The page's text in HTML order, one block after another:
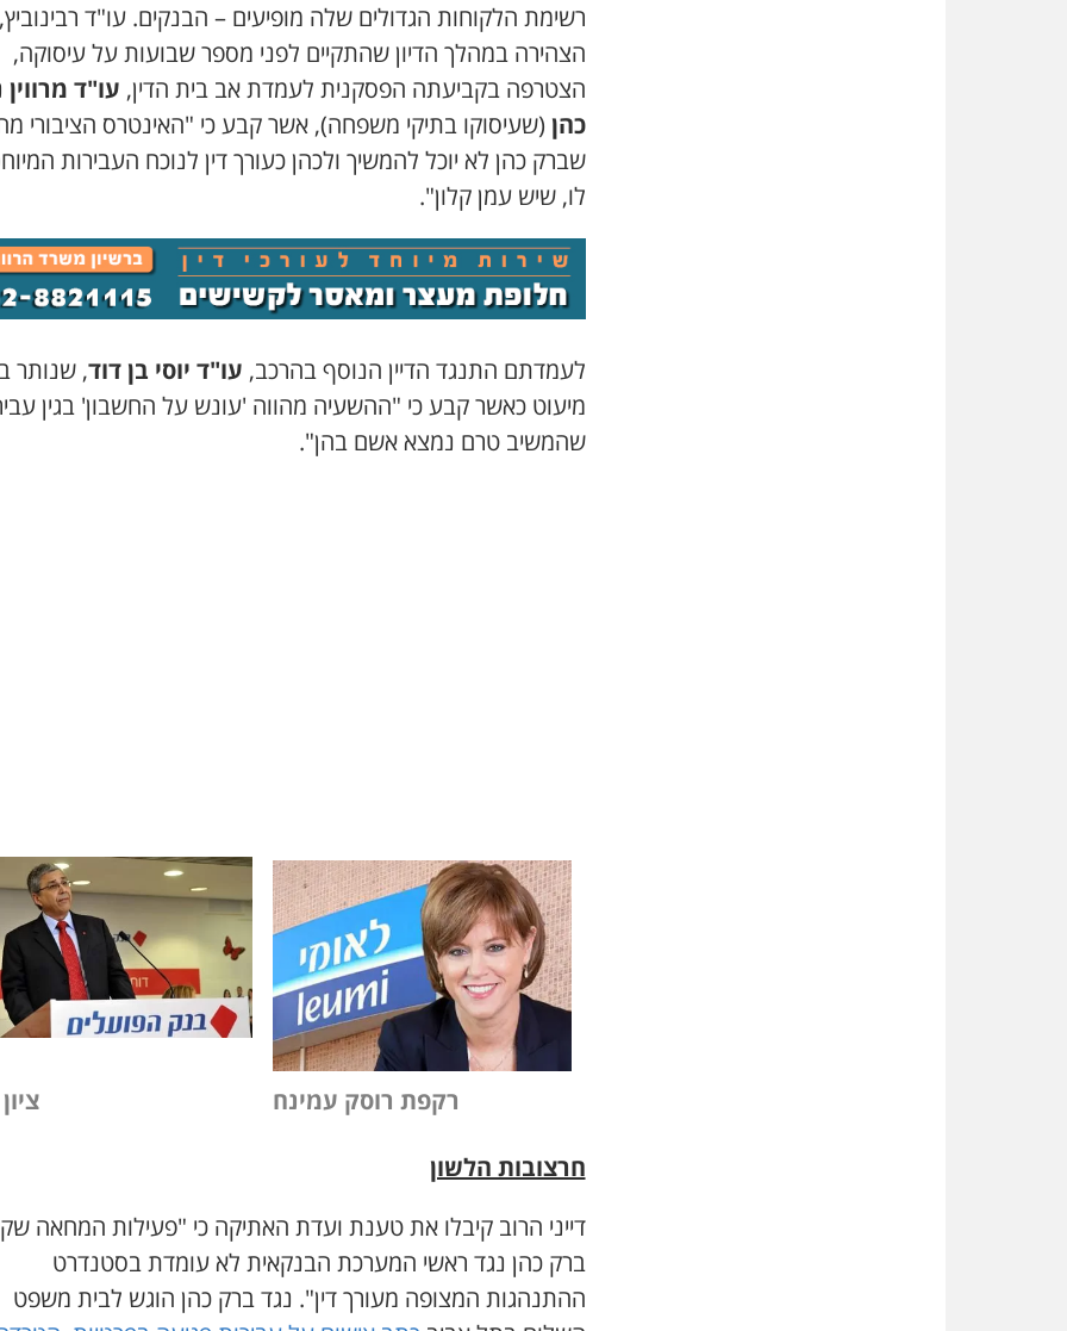
רשימת הלקוחות הגדולים שלה מופיעים – הבנקים.עו"ד רבינוביץ
הצהירה במהלך הדיון שהתקיים לפני מספר שבועות על עיסוקה,
הצטרפה בקביעתה הפסקנית לעמדת אב בית הדין, עו"ד מרווין
כהן (שעיסוקו בתיקי משפחה),אשר קבע כי "האינטרס הציבורי
שברק כהן לא יוכל להמשיך ולכהן כעורך דין לנוכח העבירות
לו,שיש עמן קלון".
לעמדתם התנגד הדיין הנוסף בהרכב, עו"ד יוסי בן דוד,שנותר
מיעוט כאשר קבע כי "ההשעיה מהווה 'עונש על החשבון'בגין
שהמשיב טרם נמצא אשם בהן".
רקפת רוסק עמינח
חרצובות הלשון
דייני הרוב קיבלו את טענת ועדת האתיקה כי "פעילות המחאה
ברק כהן נגד ראשי המערכת הבנקאית לא עומדת בסטנדרט
ההתנהגות המצופה מעורך דין". נגד ברק כהן הוגש לבית משפט